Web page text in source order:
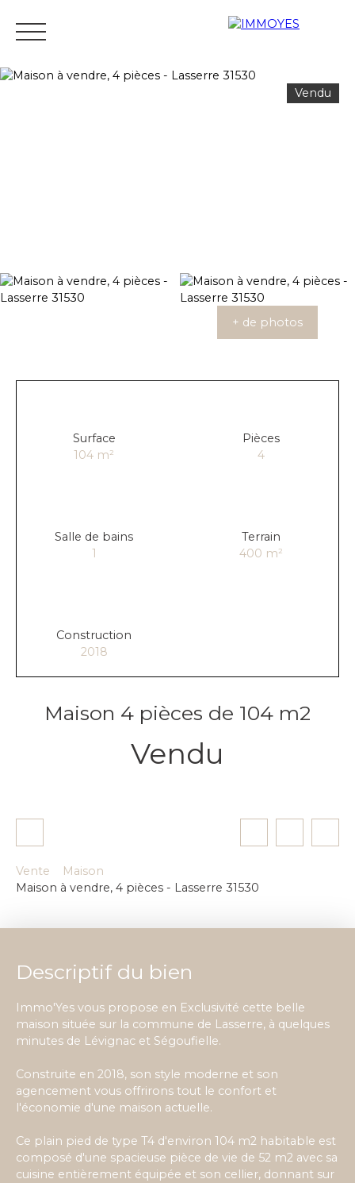
Vendu
+ de photos
Surface
104 m²
Pièces
4
Salle de bains
1
Terrain
400 m²
Construction
2018
Maison 4 pièces de 104 m2
Vendu
Vente
Maison
Maison à vendre, 4 pièces - Lasserre 31530
Descriptif du bien
Immo'Yes vous propose en Exclusivité cette belle
maison située sur la commune de Lasserre, à quelques
minutes de Lévignac et Ségoufielle.
Construite en 2018, son style moderne et son
agencement vous offrirons tout le confort et
l'économie d'une maison actuelle.
Ce plain pied de type T4 d'environ 104 m2 habitable est
composé d'une spacieuse pièce de vie de 52 m2 avec sa
cuisine entièrement équipée et son cellier, donnant sur